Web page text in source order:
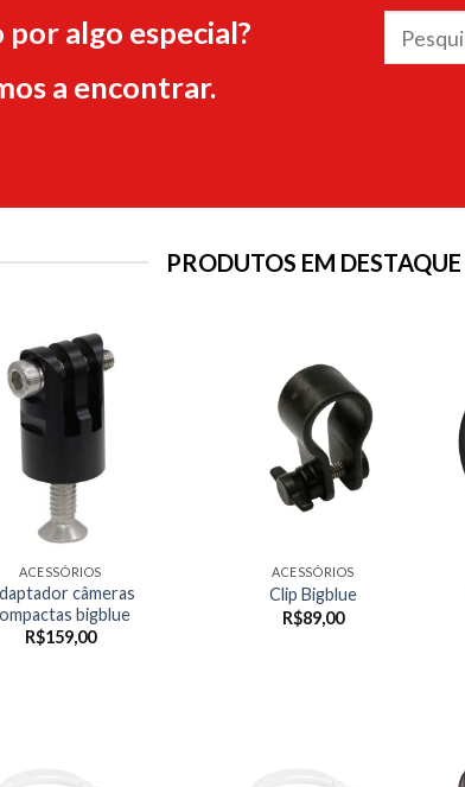
algo especial?
a encontrar.
Pesquisar
PRODUTOS EM DESTAQUE
ACESSÓRIOS
câmeras
bigblue
R$159,00
ACESSÓRIOS
Clip Bigblue
R$89,00